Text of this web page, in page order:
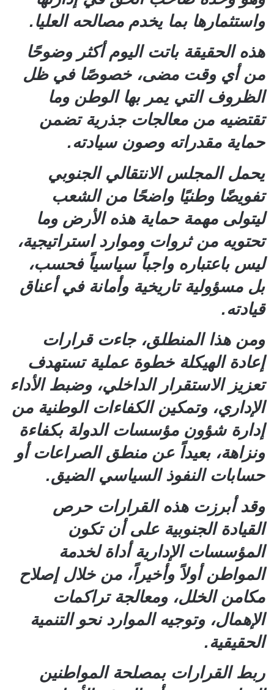
واستثمارها بما يخدم مصالحه العليا.
هذه الحقيقة باتت اليوم أكثر وضوحًا
من أي وقت مضى، خصوصًا في ظل
الظروف التي يمر بها الوطن وما
تقتضيه من معالجات جذرية تضمن
حماية مقدراته وصون سيادته.
يحمل المجلس الانتقالي الجنوبي
تفويضًا وطنيًا واضحًا من الشعب
ليتولى مهمة حماية هذه الأرض وما
تحتويه من ثروات وموارد استراتيجية،
ليس باعتباره واجباً سياسياً فحسب،
بل مسؤولية تاريخية وأمانة في أعناق
قيادته.
ومن هذا المنطلق، جاءت قرارات
إعادة الهيكلة خطوة عملية تستهدف
تعزيز الاستقرار الداخلي، وضبط الأداء
الإداري، وتمكين الكفاءات الوطنية من
إدارة شؤون مؤسسات الدولة بكفاءة
ونزاهة، بعيداً عن منطق الصراعات أو
حسابات النفوذ السياسي الضيق.
وقد أبرزت هذه القرارات حرص
القيادة الجنوبية على أن تكون
المؤسسات الإدارية أداة لخدمة
المواطن أولاً وأخيراً، من خلال إصلاح
مكامن الخلل، ومعالجة تراكمات
الإهمال، وتوجيه الموارد نحو التنمية
الحقيقية.
ربط القرارات بمصلحة المواطنين